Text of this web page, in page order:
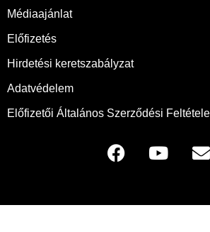
Médiaajánlat
Előfizetés
Hirdetési keretszabályzat
Adatvédelem
Előfizetői Általános Szerződési